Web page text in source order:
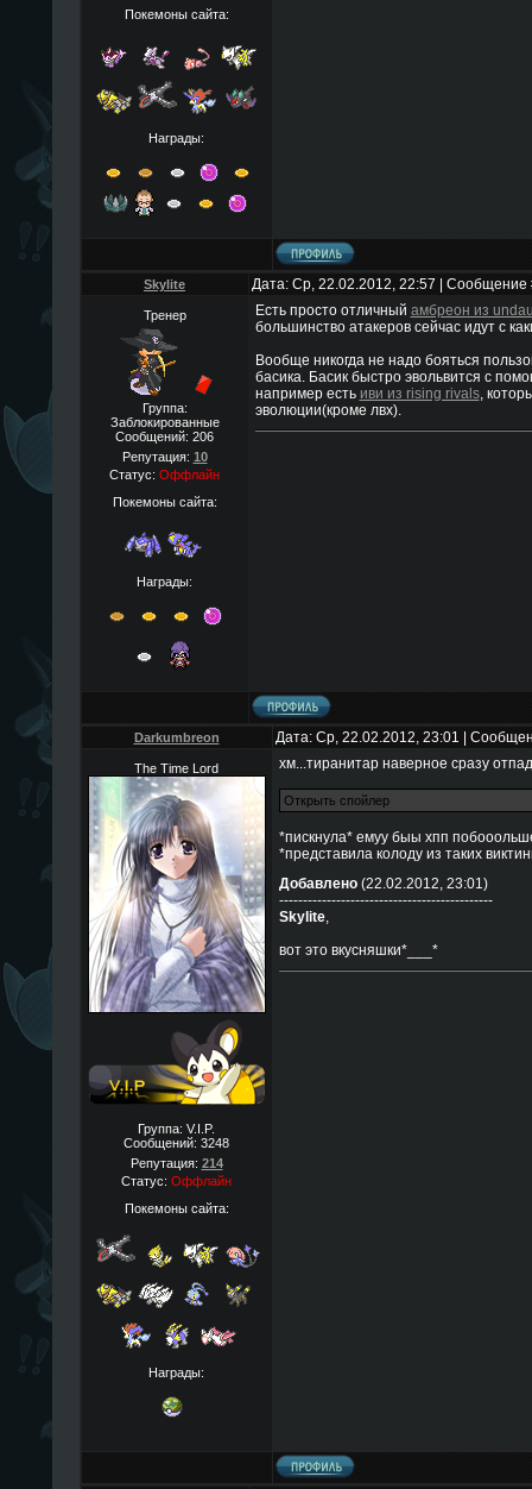
Покемоны сайта:
Награды:
Skylite Дата: Ср, 22.02.2012, 22:57 | Сообщение
Тренер
Группа:
Заблокированные
Сообщений: 206
Репутация: 10
Статус: Оффлайн
Покемоны сайта:
Награды:
Есть просто отличный амбреон из
большинство атакеров сейчас идут с
Вообще никогда не надо бояться
басика. Басик быстро эвольвится с
например есть иви из rising rivals,
эволюции(кроме лвх).
Darkumbreon Дата: Ср, 22.02.2012, 23:01 |
The Time Lord
Группа: V.I.P.
Сообщений: 3248
Репутация: 214
Статус: Оффлайн
Покемоны сайта:
Награды:
хм...тиранитар наверное сразу
*пискнула* емуу быы хпп
*представила колоду из таких
Добавлено(22.02.2012, 23:01)
---------------------------------------------
Skylite,
вот это вкусняшки*___*